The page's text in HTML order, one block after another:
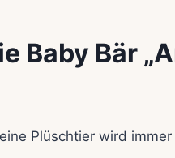
Baby Bär
Plüschtier wird